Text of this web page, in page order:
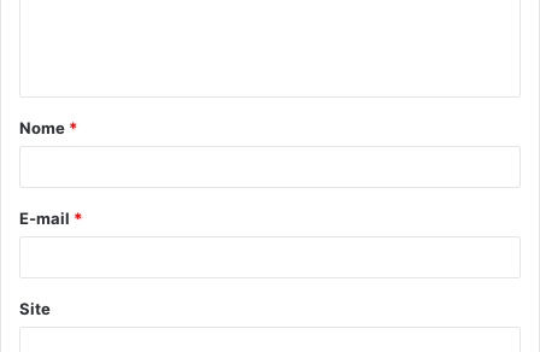
á
r
*
Nome *
E-mail *
Site